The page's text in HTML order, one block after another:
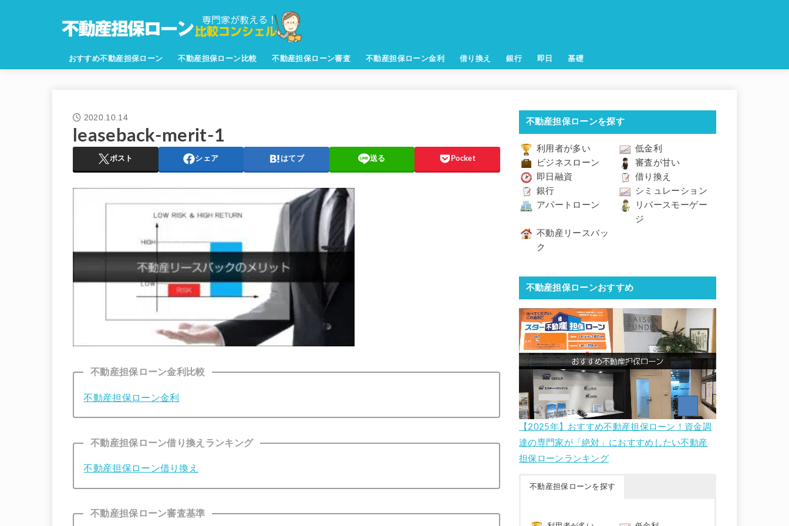
おすすめ不動産担保ローン 不動産担保ローン比較 不動産担保ローン審査 不動産担保ローン金利 借り換え 銀行 即日 基礎
2020.10.14
leaseback-merit-1
ポスト シェア はてブ 送る Pocket
不動産担保ローン金利比較
不動産担保ローン金利
不動産担保ローン借り換えランキング
不動産担保ローン借り換え
不動産担保ローン審査基準
不動産担保ローンを探す
利用者が多い
低金利
ビジネスローン
審査が甘い
即日融資
借り換え
銀行
シミュレーション
アパートローン
リバースモーゲー
ジ
不動産リースバッ
ク
不動産担保ローンおすすめ
【2025年】おすすめ不動産担保ローン！資金調
達の専門家が「絶対」におすすめしたい不動産
担保ローンランキング
不動産担保ローンを探す